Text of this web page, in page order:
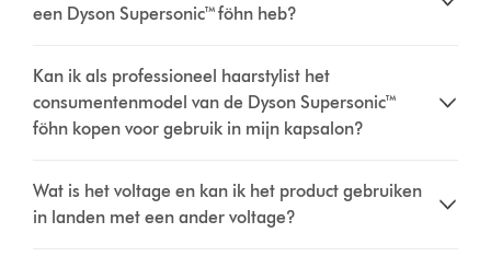
een Dyson Supersonic™ föhn heb?
Kan ik als professioneel haarstylist het
consumentenmodel van de Dyson Supersonic™
föhn kopen voor gebruik in mijn kapsalon?
Wat is het voltage en kan ik het product gebruiken
in landen met een ander voltage?